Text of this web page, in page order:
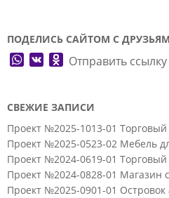
ПОДЕЛИСЬ САЙТОМ С
WhatsApp
VK Odnoklassniki
Отправить ссылку
СВЕЖИЕ ЗАПИСИ
Проект №2025-1013-01 Торговый
Проект №2025-0523-02 Мебель
Проект №2024-0619-01 Торговый
Проект №2024-0828-01 Магазин
Проект №2025-0901-01 Островок